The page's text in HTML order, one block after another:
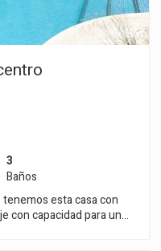
3
Baños
esta casa con
con capacidad para un